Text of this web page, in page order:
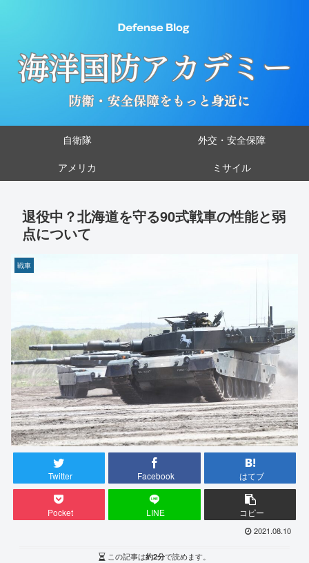
自衛隊
外交・安全保障
アメリカ
ミサイル
退役中？北海道を守る90式戦車の性能と弱
点について
戦車
Twitter Facebook はてブ
Pocket LINE コピー
2021.08.10
この記事は約2分で読めます。